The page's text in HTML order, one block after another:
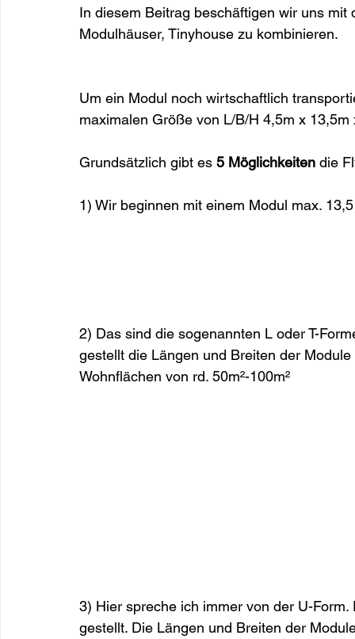
In diesem Beitrag beschäftigen wir uns
Modulhäuser, Tinyhouse zu kombinieren.
Um ein Modul noch wirtschaftlich
maximalen Größe von L/B/H 4,5m x 13,5m
Grundsätzlich gibt es 5 Möglichkeiten die
1) Wir beginnen mit einem Modul max.
2) Das sind die sogenannten L oder T-
gestellt die Längen und Breiten der
Wohnflächen von rd. 50m²-100m²
3) Hier spreche ich immer von der U-
gestellt. Die Längen und Breiten der